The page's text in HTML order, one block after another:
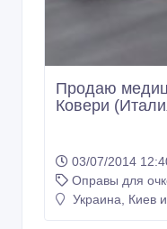
Продаю
Ковери
03/07/2014
Оправы для
Украина, Киев